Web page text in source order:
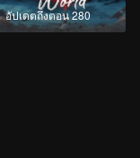
อัปเดตถึงตอน 280